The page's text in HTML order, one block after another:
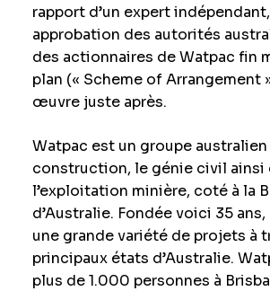
rapport d’un expert
approbation des autorités
des actionnaires de Watpac fin
plan (« Scheme of Arrangement
œuvre juste après.
Watpac est un groupe
construction, le génie civil ainsi
l’exploitation minière, coté à la
d’Australie. Fondée voici 35
une grande variété de projets à
principaux états d’Australie.
plus de 1.000 personnes à